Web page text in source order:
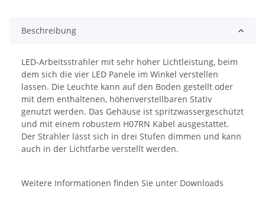
Beschreibung
LED-Arbeitsstrahler mit sehr hoher Lichtleistung, beim
dem sich die vier LED Panele im Winkel verstellen
lassen. Die Leuchte kann auf den Boden gestellt oder
mit dem enthaltenen, höhenverstellbaren Stativ
genutzt werden. Das Gehäuse ist spritzwassergeschützt
und mit einem robustem H07RN Kabel ausgestattet.
Der Strahler lässt sich in drei Stufen dimmen und kann
auch in der Lichtfarbe verstellt werden.
Weitere Informationen finden Sie unter Downloads